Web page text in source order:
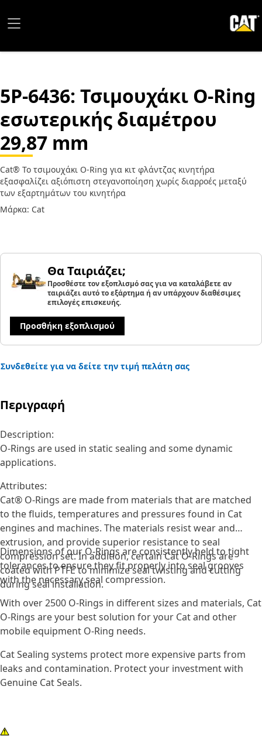
5P-6436: Τσιμουχάκι O-Ring
εσωτερικής διαμέτρου
29,87 mm
Cat® Το τσιμουχάκι O-Ring για κιτ φλάντζας κινητήρα
εξασφαλίζει αξιόπιστη στεγανοποίηση χωρίς διαρροές μεταξύ
των εξαρτημάτων του κινητήρα
Μάρκα: Cat
Θα Ταιριάζει;
Προσθέστε τον εξοπλισμό σας για να καταλάβετε αν
ταιριάζει αυτό το εξάρτημα ή αν υπάρχουν διαθέσιμες
επιλογές επισκευής.
Προσθήκη εξοπλισμού
Συνδεθείτε για να δείτε την τιμή πελάτη σας
Περιγραφή
Description:
O-Rings are used in static sealing and some dynamic
applications.
Attributes:
Cat® O-Rings are made from materials that are matched
to the fluids, temperatures and pressures found in Cat
engines and machines. The materials resist wear and
extrusion, and provide superior resistance to seal
compression set. In addition, certain Cat O-Rings are
coated with PTFE to minimize seal twisting and cutting
during seal installation.
Dimensions of our O-Rings are consistently held to tight
tolerances to ensure they fit properly into seal grooves
with the necessary seal compression.
With over 2500 O-Rings in different sizes and materials, Cat
O-Rings are your best solution for your Cat and other
mobile equipment O-Ring needs.
Cat Sealing systems protect more expensive parts from
leaks and contamination. Protect your investment with
Genuine Cat Seals.